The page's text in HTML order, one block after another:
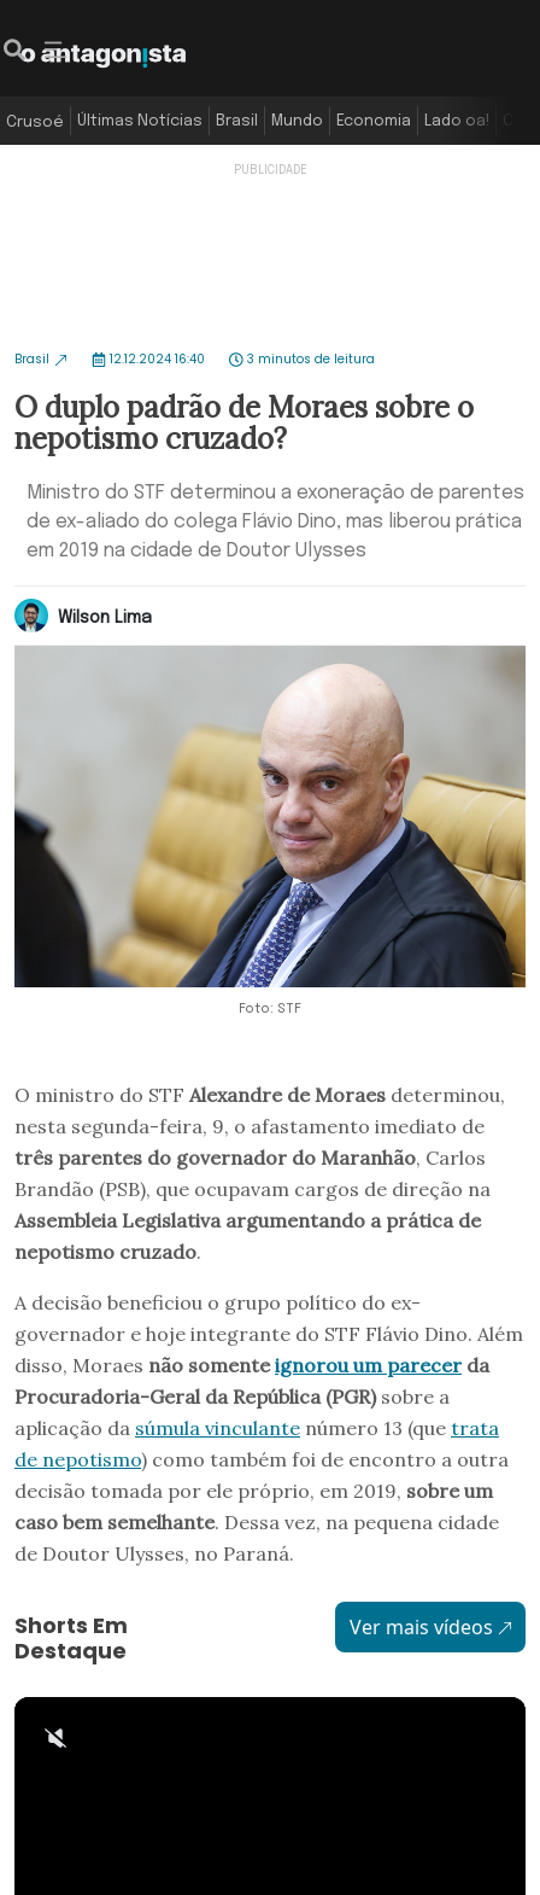
Crusoé Últimas Notícias Brasil Mundo Economia Lado oa!
Brasil 12.12.2024 16:40 3 minutos de leitura
O duplo padrão de Moraes sobre o
nepotismo cruzado?
Ministro do STF determinou a exoneração de parentes
de ex-aliado do colega Flávio Dino, mas liberou prática
em 2019 na cidade de Doutor Ulysses
Wilson Lima
Foto: STF
O ministro do STF Alexandre de Moraes determinou,
nesta segunda-feira, 9, o afastamento imediato de
três parentes do governador do Maranhão, Carlos
Brandão (PSB), que ocupavam cargos de direção na
Assembleia Legislativa argumentando a prática de
nepotismo cruzado.
A decisão beneficiou o grupo político do ex-
governador e hoje integrante do STF Flávio Dino. Além
disso, Moraes não somenteignorou um parecer da
Procuradoria-Geral da República (PGR) sobre a
aplicação da súmula vinculante número 13 (que trata
de nepotismo) como também foi de encontro a outra
decisão tomada por ele próprio, em 2019, sobre um
caso bem semelhante. Dessa vez, na pequena cidade
de Doutor Ulysses, no Paraná.
Shorts Em
Destaque
Ver mais vídeos